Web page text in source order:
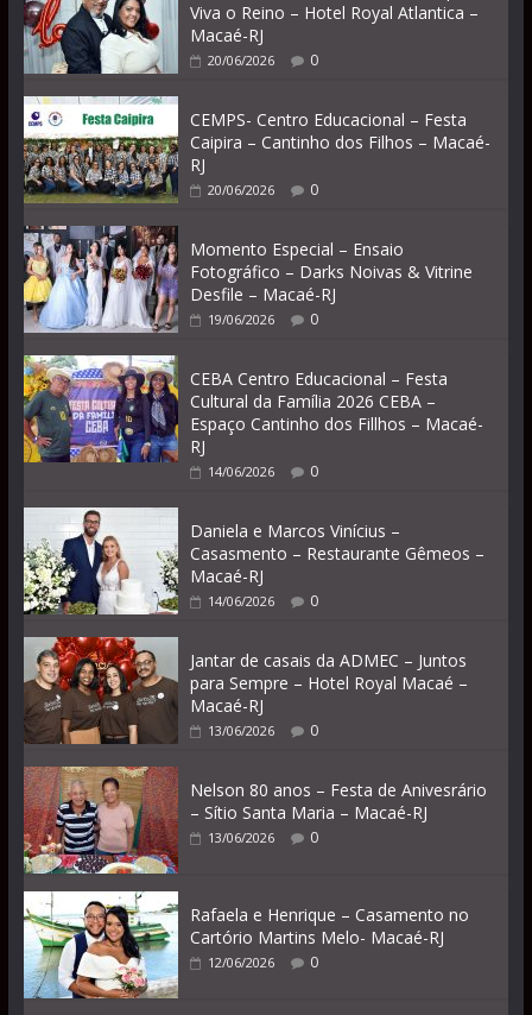
Viva o Reino – Hotel Royal Atlantica –
Macaé-RJ
20/06/2026 0
CEMPS- Centro Educacional – Festa
Caipira – Cantinho dos Filhos – Macaé-
RJ
20/06/2026 0
Momento Especial – Ensaio
Fotográfico – Darks Noivas & Vitrine
Desfile – Macaé-RJ
19/06/2026 0
CEBA Centro Educacional – Festa
Cultural da Família 2026 CEBA –
Espaço Cantinho dos Fillhos – Macaé-
RJ
14/06/2026 0
Daniela e Marcos Vinícius –
Casasmento – Restaurante Gêmeos –
Macaé-RJ
14/06/2026 0
Jantar de casais da ADMEC – Juntos
para Sempre – Hotel Royal Macaé –
Macaé-RJ
13/06/2026 0
Nelson 80 anos – Festa de Anivesrário
– Sítio Santa Maria – Macaé-RJ
13/06/2026 0
Rafaela e Henrique – Casamento no
Cartório Martins Melo- Macaé-RJ
12/06/2026 0